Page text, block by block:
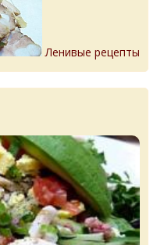
Ленивые рецепты